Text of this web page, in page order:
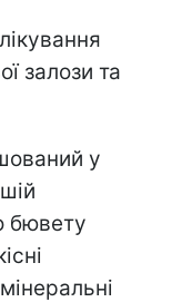
залози та
у
бювету